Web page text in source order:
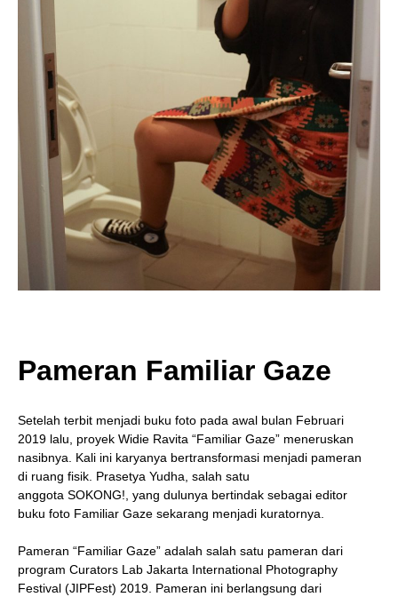
Pameran Familiar Gaze
Setelah terbit menjadi buku foto pada awal bulan Februari
2019 lalu, proyek Widie Ravita “Familiar Gaze” meneruskan
nasibnya. Kali ini karyanya bertransformasi menjadi pameran
di ruang fisik. Prasetya Yudha, salah satu
anggota SOKONG!, yang dulunya bertindak sebagai editor
buku foto Familiar Gaze sekarang menjadi kuratornya.
Pameran “Familiar Gaze” adalah salah satu pameran dari
program Curators Lab Jakarta International Photography
Festival (JIPFest) 2019. Pameran ini berlangsung dari